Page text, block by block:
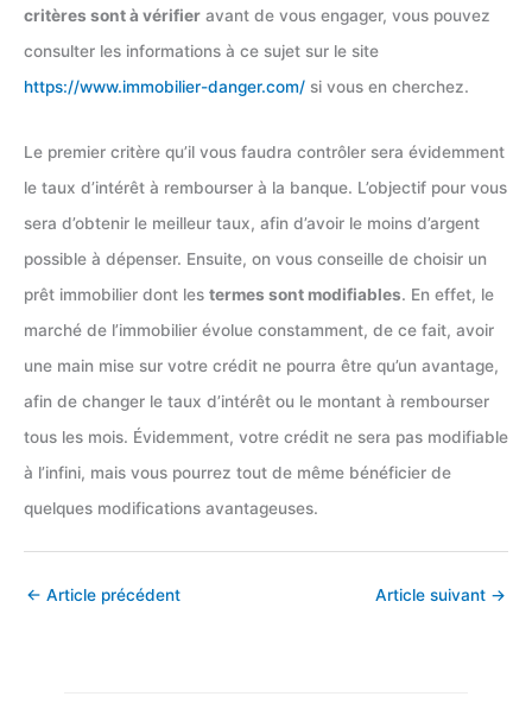
critères sont à vérifier avant de vous engager, vous pouvez
consulter les informations à ce sujet sur le site
https://www.immobilier-danger.com/ si vous en cherchez.
Le premier critère qu’il vous faudra contrôler sera évidemment
le taux d’intérêt à rembourser à la banque. L’objectif pour vous
sera d’obtenir le meilleur taux, afin d’avoir le moins d’argent
possible à dépenser. Ensuite, on vous conseille de choisir un
prêt immobilier dont les termes sont modifiables. En effet, le
marché de l’immobilier évolue constamment, de ce fait, avoir
une main mise sur votre crédit ne pourra être qu’un avantage,
afin de changer le taux d’intérêt ou le montant à rembourser
tous les mois. Évidemment, votre crédit ne sera pas modifiable
à l’infini, mais vous pourrez tout de même bénéficier de
quelques modifications avantageuses.
← Article précédent Article suivant →